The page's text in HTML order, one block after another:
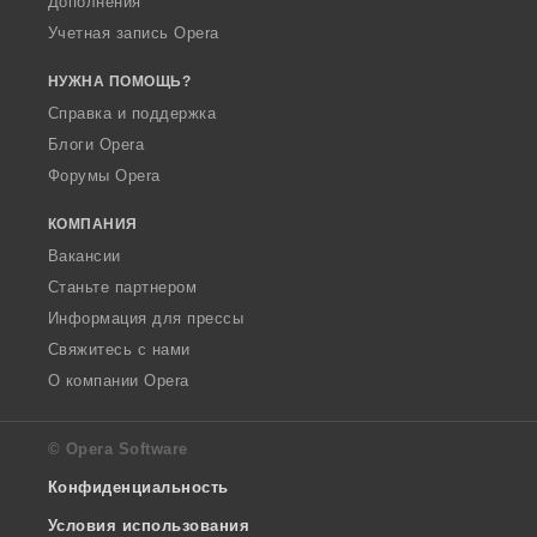
Учетная запись Opera
НУЖНА ПОМОЩЬ?
Справка и поддержка
Блоги Opera
Форумы Opera
КОМПАНИЯ
Вакансии
Станьте партнером
Информация для прессы
Свяжитесь с нами
О компании Opera
© Opera Software
Конфиденциальность
Условия использования